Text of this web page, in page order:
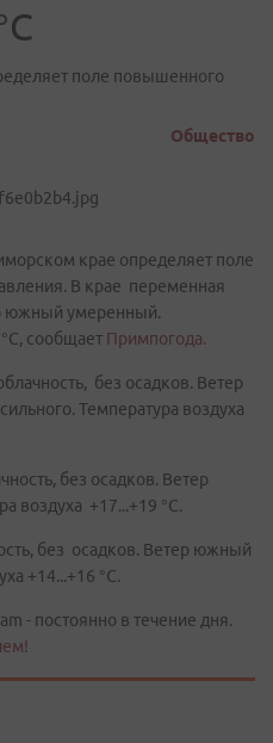
поле повышенного
Общество
крае определяет поле
В крае переменная
южный умеренный.
сообщает Примпогода.
без осадков. Ветер
Температура воздуха
без осадков. Ветер
воздуха +17...+19 °C.
без осадков. Ветер южный
+14...+16 °C.
- постоянно в течение дня.